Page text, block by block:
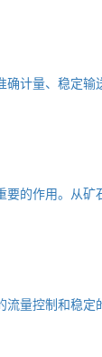
计量、稳定
的作用。从
量控制和稳定